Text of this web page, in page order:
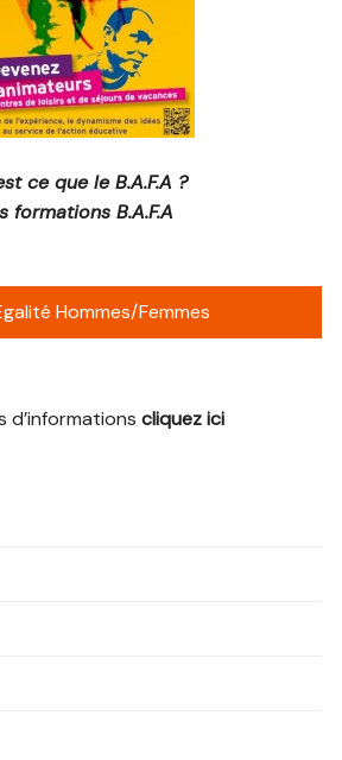
ce que le B.A.F.A ?
formations B.A.F.A
Hommes/Femmes
d’informationscliquez ici